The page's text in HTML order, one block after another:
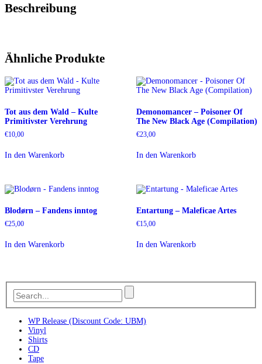
Beschreibung
Ähnliche Produkte
Tot aus dem Wald – Kulte
Primitivster Verehrung
€10,00
In den Warenkorb
Demonomancer – Poisoner Of
The New Black Age (Compilation)
€23,00
In den Warenkorb
Blodørn – Fandens inntog
€25,00
In den Warenkorb
Entartung – Maleficae Artes
€15,00
In den Warenkorb
WP Release (Discount Code: UBM)
Vinyl
Shirts
CD
Tape